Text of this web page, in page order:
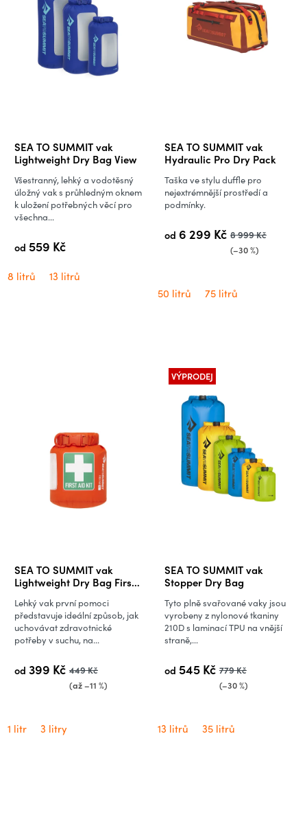
SEA TO SUMMIT vak
Lightweight Dry Bag View
od 559 Kč
Všestranný, lehký a vodotěsný
úložný vak s průhledným oknem
k uložení potřebných věcí pro
všechna...
8 litrů 13 litrů
SEA TO SUMMIT vak
Hydraulic Pro Dry Pack
od 6 299 Kč 8 999 Kč
(–30 %)
Taška ve stylu duffle pro
nejextrémnější prostředí a
podmínky.
50 litrů 75 litrů
SEA TO SUMMIT vak
Lightweight Dry Bag First
od 399 Kč 449 Kč
(až –11 %)
Lehký vak první pomoci
představuje ideální způsob, jak
uchovávat zdravotnické
potřeby v suchu, na...
1 litr 3 litry
VÝPRODEJ
SEA TO SUMMIT vak
Stopper Dry Bag
od 545 Kč 779 Kč
(–30 %)
Tyto plně svařované vaky jsou
vyrobeny z nylonové tkaniny
210D s laminací TPU na vnější
straně,...
13 litrů 35 litrů